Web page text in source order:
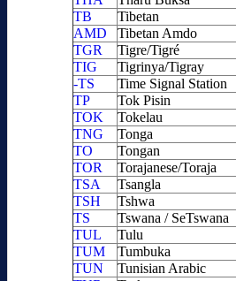
TB
Tibetan
AMD
Tibetan Amdo
TGR
Tigre/Tigré
TIG
Tigrinya/Tigray
-TS
Time Signal Station
TP
Tok Pisin
TOK
Tokelau
TNG
Tonga
TO
Tongan
TOR
Torajanese/Toraja
TSA
Tsangla
TSH
Tshwa
TS
Tswana / SeTswana
TUL
Tulu
TUM
Tumbuka
TUN
Tunisian Arabic